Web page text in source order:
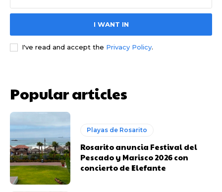
I WANT IN
I've read and accept the Privacy Policy.
Popular articles
Playas de Rosarito
Rosarito anuncia Festival del
Pescado y Marisco 2026 con
concierto de Elefante